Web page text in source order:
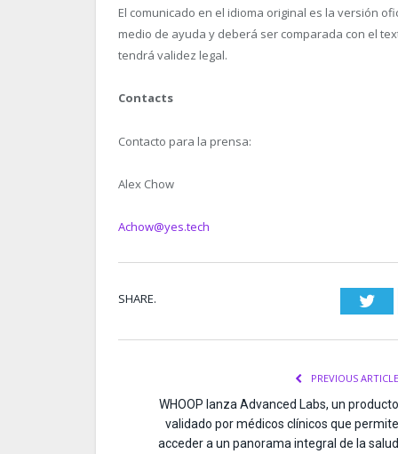
El comunicado en el idioma original es la versión
medio de ayuda y deberá ser comparada con el
tendrá validez legal.
Contacts
Contacto para la prensa:
Alex Chow
Achow@yes.tech
SHARE.
PREVIOUS ARTICLE
WHOOP lanza Advanced Labs, un producto
validado por médicos clínicos que permite
acceder a un panorama integral de la salud